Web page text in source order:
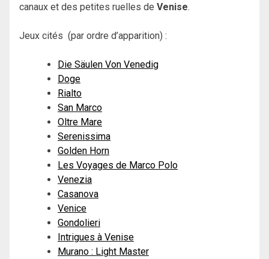
canaux et des petites ruelles de Venise.
Jeux cités (par ordre d’apparition) :
Die Säulen Von Venedig
Doge
Rialto
San Marco
Oltre Mare
Serenissima
Golden Horn
Les Voyages de Marco Polo
Venezia
Casanova
Venice
Gondolieri
Intrigues à Venise
Murano : Light Master